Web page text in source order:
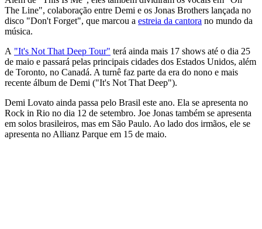
The Line", colaboração entre Demi e os Jonas Brothers lançada no
disco "Don't Forget", que marcou a estreia da cantora no mundo da
música.
A "It's Not That Deep Tour" terá ainda mais 17 shows até o dia 25
de maio e passará pelas principais cidades dos Estados Unidos, além
de Toronto, no Canadá. A turnê faz parte da era do nono e mais
recente álbum de Demi ("It's Not That Deep").
Demi Lovato ainda passa pelo Brasil este ano. Ela se apresenta no
Rock in Rio no dia 12 de setembro. Joe Jonas também se apresenta
em solos brasileiros, mas em São Paulo. Ao lado dos irmãos, ele se
apresenta no Allianz Parque em 15 de maio.